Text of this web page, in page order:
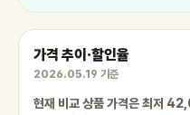
가격 추이·할인율
2026.05.19 기준
현재 비교 상품 가격은 최저